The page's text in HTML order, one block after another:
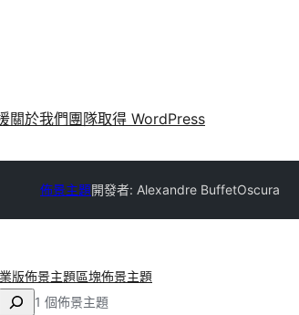
關於我們 團隊取得 WordPress
佈景主題開發者: Alexandre BuffetOscura
版佈景主題區塊佈景主題
1 個佈景主題